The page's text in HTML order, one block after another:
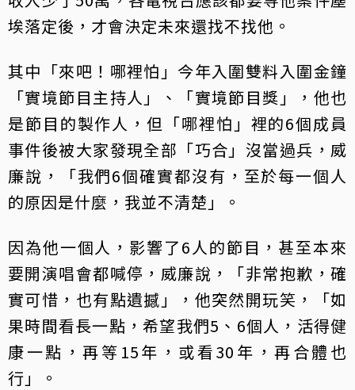
埃落定後，才會決定未來還找不找他。
其中「來吧！哪裡怕」今年入圍雙料入圍金鐘
「實境節目主持人」、「實境節目獎」，他也
是節目的製作人，但「哪裡怕」裡的6個成員
事件後被大家發現全部「巧合」沒當過兵，威
廉說，「我們6個確實都沒有，至於每一個人
的原因是什麼，我並不清楚」。
因為他一個人，影響了6人的節目，甚至本來
要開演唱會都喊停，威廉說，「非常抱歉，確
實可惜，也有點遺撼」，他突然開玩笑，「如
果時間看長一點，希望我們5、6個人，活得健
康一點，再等15年，或看30年，再合體也
行」。